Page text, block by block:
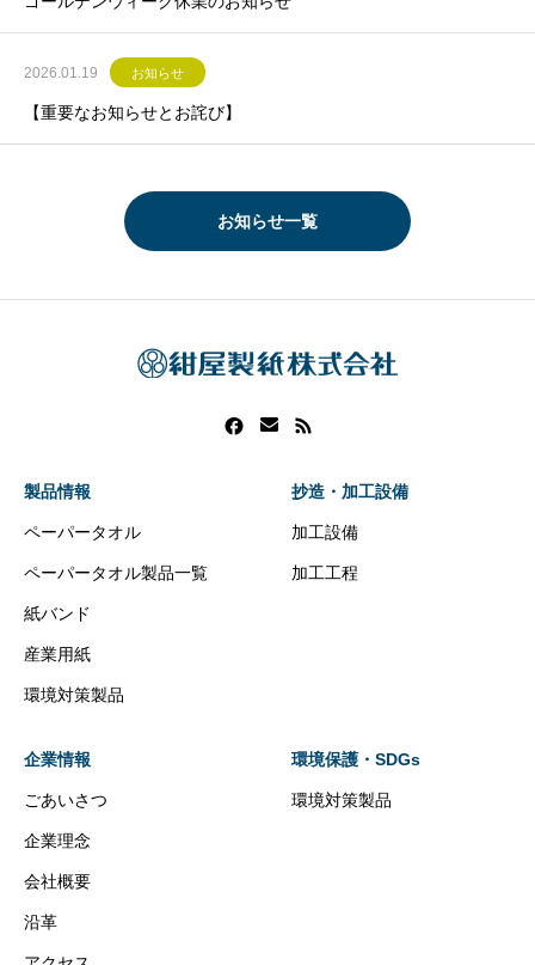
2026.01.19 お知らせ
【重要なお知らせとお詫び】
お知らせ一覧
製品情報
ペーパータオル
ペーパータオル製品一覧
紙バンド
産業用紙
環境対策製品
抄造・加工設備
加工設備
加工工程
企業情報
ごあいさつ
企業理念
会社概要
沿革
環境保護・SDGs
環境対策製品